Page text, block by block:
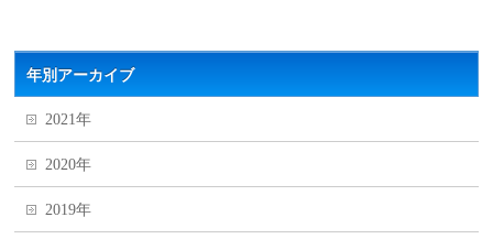
年別アーカイブ
2021年
2020年
2019年